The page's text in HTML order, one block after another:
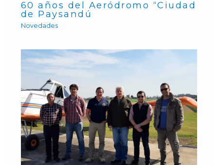
60 años del Aeródromo “Ciudad
de Paysandú
Novedades